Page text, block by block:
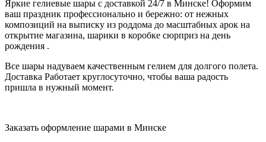
Яркие гелиевые шары с доставкой 24/7 в Минске! Оформим
ваш праздник профессионально и бережно: от нежных
композиций на выписку из роддома до масштабных арок на
открытие магазина, шарики в коробке сюрприз на день
рождения .
Все шары надуваем качественным гелием для долгого полета.
Доставка Работает круглосуточно, чтобы ваша радость
пришла в нужный момент.
Заказать оформление шарами в Минске